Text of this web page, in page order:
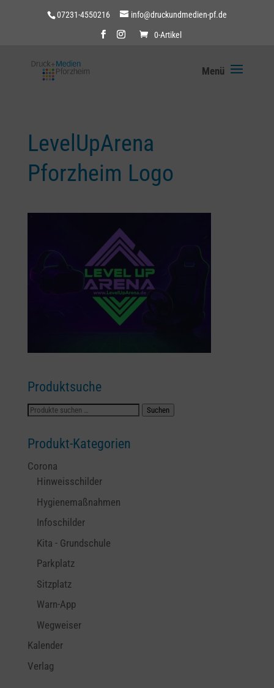
07231-4550216 info@druckundmedien-pf.de
0-Artikel
LevelUpArena
Pforzheim Logo
Produktsuche
Suchen
Suchen
Produkt-Kategorien
Corona
Hinweisschilder
Hygienemaßnahmen
Infoschilder
Kita - Grundschule
Parkplatz
Sitzplatz
Warn-App
Wegweiser
Kalender
Verlag